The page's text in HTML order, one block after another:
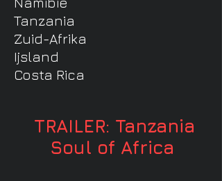
Tanzania
Zuid-Afrika
Ijsland
Costa Rica
TRAILER: Tanzania
Soul of Africa